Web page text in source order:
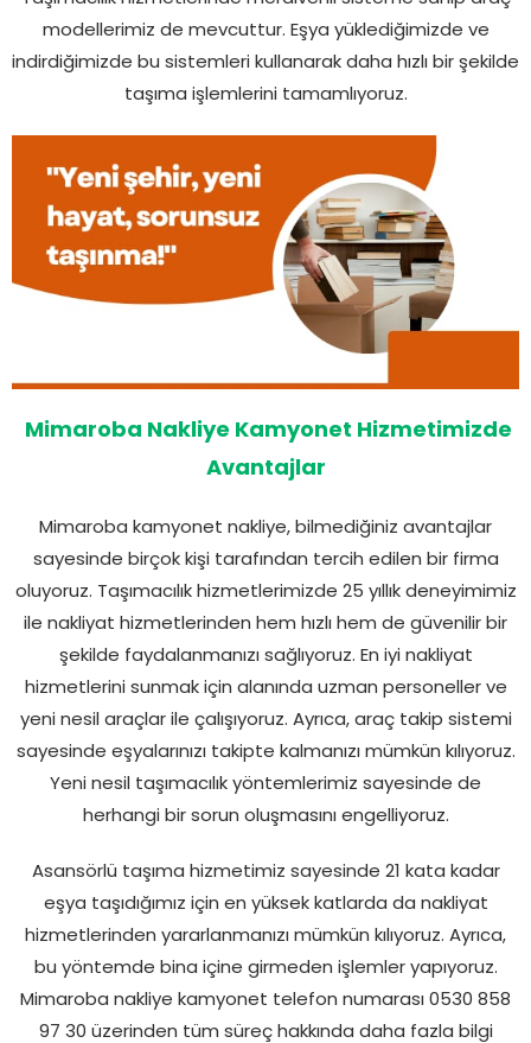
modellerimiz de mevcuttur. Eşya yüklediğimizde ve
indirdiğimizde bu sistemleri kullanarak daha hızlı bir şekilde
taşıma işlemlerini tamamlıyoruz.
Mimaroba Nakliye Kamyonet Hizmetimizde
Avantajlar
Mimaroba kamyonet nakliye, bilmediğiniz avantajlar
sayesinde birçok kişi tarafından tercih edilen bir firma
oluyoruz. Taşımacılık hizmetlerimizde 25 yıllık deneyimimiz
ile nakliyat hizmetlerinden hem hızlı hem de güvenilir bir
şekilde faydalanmanızı sağlıyoruz. En iyi nakliyat
hizmetlerini sunmak için alanında uzman personeller ve
yeni nesil araçlar ile çalışıyoruz. Ayrıca, araç takip sistemi
sayesinde eşyalarınızı takipte kalmanızı mümkün kılıyoruz.
Yeni nesil taşımacılık yöntemlerimiz sayesinde de
herhangi bir sorun oluşmasını engelliyoruz.
Asansörlü taşıma hizmetimiz sayesinde 21 kata kadar
eşya taşıdığımız için en yüksek katlarda da nakliyat
hizmetlerinden yararlanmanızı mümkün kılıyoruz. Ayrıca,
bu yöntemde bina içine girmeden işlemler yapıyoruz.
Mimaroba nakliye kamyonet telefon numarası 0530 858
97 30 üzerinden tüm süreç hakkında daha fazla bilgi